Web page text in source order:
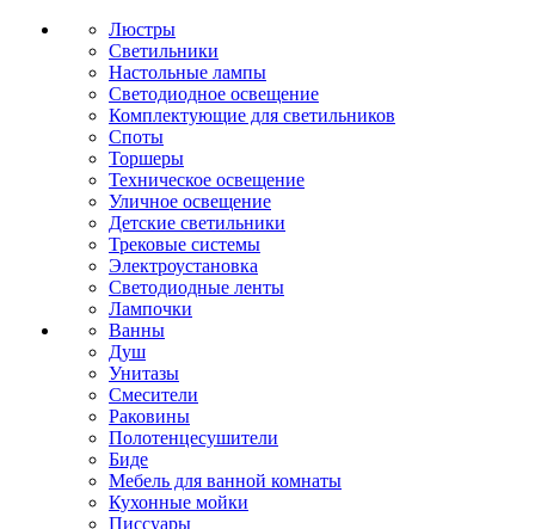
Люстры
Светильники
Настольные лампы
Светодиодное освещение
Комплектующие для светильников
Споты
Торшеры
Техническое освещение
Уличное освещение
Детские светильники
Трековые системы
Электроустановка
Светодиодные ленты
Лампочки
Ванны
Душ
Унитазы
Смесители
Раковины
Полотенцесушители
Биде
Мебель для ванной комнаты
Кухонные мойки
Писсуары